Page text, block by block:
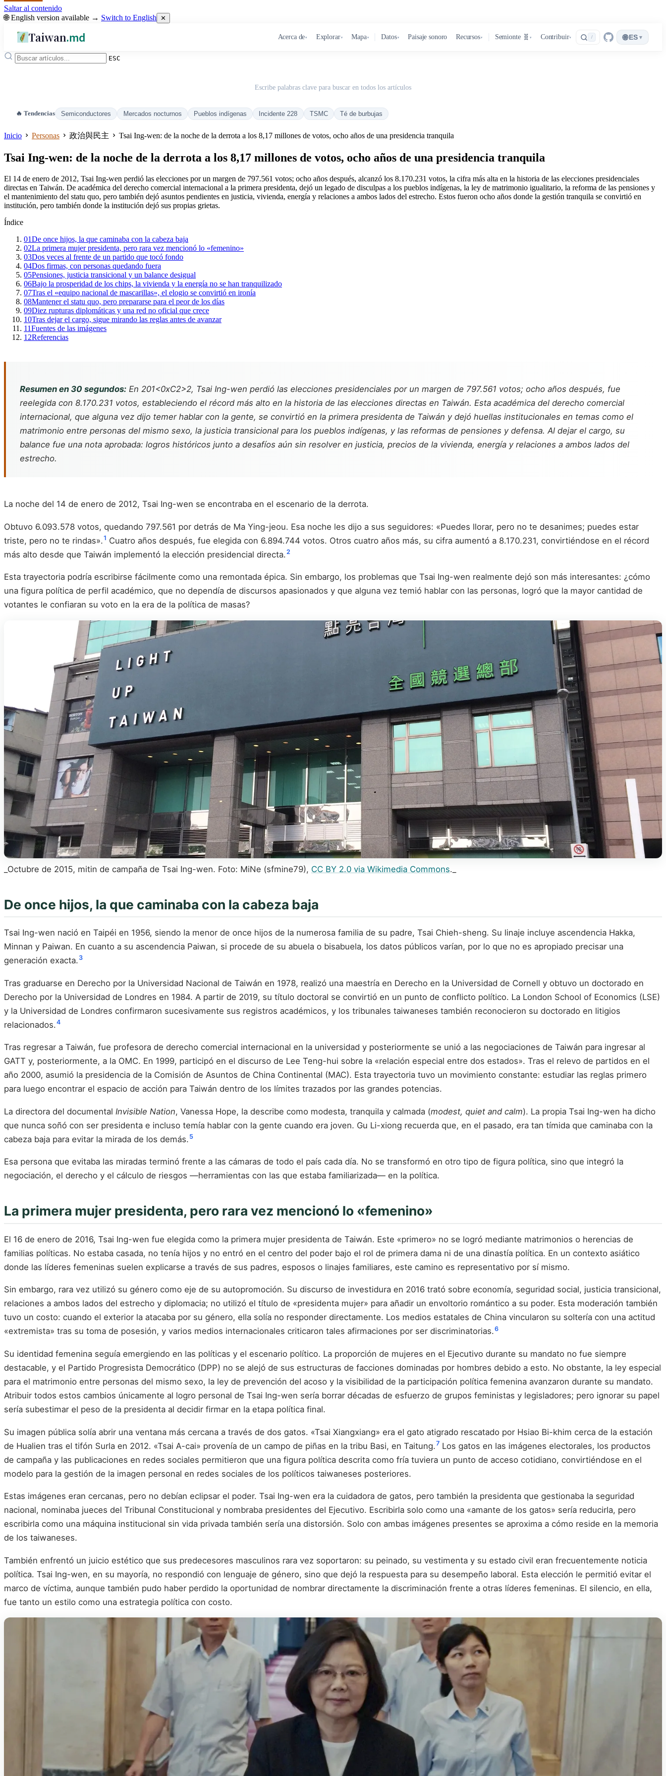
Saltar al contenido
🌐 English version available → Switch to English ✕
Taiwan.md Acerca de▾ Explorar▾ Mapa▾ Datos▾ Paisaje sonoro Recursos▾ Semionte 🧬 ▾ Contribuir▾ / 🌐 ES ▾
ESC
Escribe palabras clave para buscar en todos los artículos
🔥 Tendencias Semiconductores Mercados nocturnos Pueblos indígenas Incidente 228 TSMC Té de burbujas
Inicio Personas 政治與民主 Tsai Ing-wen: de la noche de la derrota a los 8,17 millones de votos, ocho años de una presidencia tranquila
Tsai Ing-wen: de la noche de la derrota a los 8,17 millones de votos, ocho años de una presidencia tranquila
El 14 de enero de 2012, Tsai Ing-wen perdió las elecciones por un margen de 797.561 votos; ocho años después, alcanzó los 8.170.231 votos, la cifra más alta en la historia de las elecciones presidenciales
directas en Taiwán. De académica del derecho comercial internacional a la primera presidenta, dejó un legado de disculpas a los pueblos indígenas, la ley de matrimonio igualitario, la reforma de las pensiones y
el mantenimiento del statu quo, pero también dejó asuntos pendientes en justicia, vivienda, energía y relaciones a ambos lados del estrecho. Estos fueron ocho años donde la gestión tranquila se convirtió en
institución, pero también donde la institución dejó sus propias grietas.
Índice
01De once hijos, la que caminaba con la cabeza baja
02La primera mujer presidenta, pero rara vez mencionó lo «femenino»
03Dos veces al frente de un partido que tocó fondo
04Dos firmas, con personas quedando fuera
05Pensiones, justicia transicional y un balance desigual
06Bajo la prosperidad de los chips, la vivienda y la energía no se han tranquilizado
07Tras el «equipo nacional de mascarillas», el elogio se convirtió en ironía
08Mantener el statu quo, pero prepararse para el peor de los días
09Diez rupturas diplomáticas y una red no oficial que crece
10Tras dejar el cargo, sigue mirando las reglas antes de avanzar
11Fuentes de las imágenes
12Referencias
Resumen en 30 segundos: En 201<0xC2>2, Tsai Ing-wen perdió las elecciones presidenciales por un margen de 797.561 votos; ocho años después, fue
reelegida con 8.170.231 votos, estableciendo el récord más alto en la historia de las elecciones directas en Taiwán. Esta académica del derecho comercial
internacional, que alguna vez dijo temer hablar con la gente, se convirtió en la primera presidenta de Taiwán y dejó huellas institucionales en temas como el
matrimonio entre personas del mismo sexo, la justicia transicional para los pueblos indígenas, y las reformas de pensiones y defensa. Al dejar el cargo, su
balance fue una nota aprobada: logros históricos junto a desafíos aún sin resolver en justicia, precios de la vivienda, energía y relaciones a ambos lados del
estrecho.
La noche del 14 de enero de 2012, Tsai Ing-wen se encontraba en el escenario de la derrota.
Obtuvo 6.093.578 votos, quedando 797.561 por detrás de Ma Ying-jeou. Esa noche les dijo a sus seguidores: «Puedes llorar, pero no te desanimes; puedes estar
triste, pero no te rindas».1 Cuatro años después, fue elegida con 6.894.744 votos. Otros cuatro años más, su cifra aumentó a 8.170.231, convirtiéndose en el récord
más alto desde que Taiwán implementó la elección presidencial directa.2
Esta trayectoria podría escribirse fácilmente como una remontada épica. Sin embargo, los problemas que Tsai Ing-wen realmente dejó son más interesantes: ¿cómo
una figura política de perfil académico, que no dependía de discursos apasionados y que alguna vez temió hablar con las personas, logró que la mayor cantidad de
votantes le confiaran su voto en la era de la política de masas?
_Octubre de 2015, mitin de campaña de Tsai Ing-wen. Foto: MiNe (sfmine79), CC BY 2.0 via Wikimedia Commons._
De once hijos, la que caminaba con la cabeza baja
Tsai Ing-wen nació en Taipéi en 1956, siendo la menor de once hijos de la numerosa familia de su padre, Tsai Chieh-sheng. Su linaje incluye ascendencia Hakka,
Minnan y Paiwan. En cuanto a su ascendencia Paiwan, si procede de su abuela o bisabuela, los datos públicos varían, por lo que no es apropiado precisar una
generación exacta. 3
Tras graduarse en Derecho por la Universidad Nacional de Taiwán en 1978, realizó una maestría en Derecho en la Universidad de Cornell y obtuvo un doctorado en
Derecho por la Universidad de Londres en 1984. A partir de 2019, su título doctoral se convirtió en un punto de conflicto político. La London School of Economics (LSE)
y la Universidad de Londres confirmaron sucesivamente sus registros académicos, y los tribunales taiwaneses también reconocieron su doctorado en litigios
relacionados.4
Tras regresar a Taiwán, fue profesora de derecho comercial internacional en la universidad y posteriormente se unió a las negociaciones de Taiwán para ingresar al
GATT y, posteriormente, a la OMC. En 1999, participó en el discurso de Lee Teng-hui sobre la «relación especial entre dos estados». Tras el relevo de partidos en el
año 2000, asumió la presidencia de la Comisión de Asuntos de China Continental (MAC). Esta trayectoria tuvo un movimiento constante: estudiar las reglas primero
para luego encontrar el espacio de acción para Taiwán dentro de los límites trazados por las grandes potencias.
La directora del documental Invisible Nation, Vanessa Hope, la describe como modesta, tranquila y calmada (modest, quiet and calm). La propia Tsai Ing-wen ha dicho
que nunca soñó con ser presidenta e incluso temía hablar con la gente cuando era joven. Gu Li-xiong recuerda que, en el pasado, era tan tímida que caminaba con la
cabeza baja para evitar la mirada de los demás. 5
Esa persona que evitaba las miradas terminó frente a las cámaras de todo el país cada día. No se transformó en otro tipo de figura política, sino que integró la
negociación, el derecho y el cálculo de riesgos —herramientas con las que estaba familiarizada— en la política.
La primera mujer presidenta, pero rara vez mencionó lo «femenino»
El 16 de enero de 2016, Tsai Ing-wen fue elegida como la primera mujer presidenta de Taiwán. Este «primero» no se logró mediante matrimonios o herencias de
familias políticas. No estaba casada, no tenía hijos y no entró en el centro del poder bajo el rol de primera dama ni de una dinastía política. En un contexto asiático
donde las líderes femeninas suelen explicarse a través de sus padres, esposos o linajes familiares, este camino es representativo por sí mismo.
Sin embargo, rara vez utilizó su género como eje de su autopromoción. Su discurso de investidura en 2016 trató sobre economía, seguridad social, justicia transicional,
relaciones a ambos lados del estrecho y diplomacia; no utilizó el título de «presidenta mujer» para añadir un envoltorio romántico a su poder. Esta moderación también
tuvo un costo: cuando el exterior la atacaba por su género, ella solía no responder directamente. Los medios estatales de China vincularon su soltería con una actitud
«extremista» tras su toma de posesión, y varios medios internacionales criticaron tales afirmaciones por ser discriminatorias.6
Su identidad femenina seguía emergiendo en las políticas y el escenario político. La proporción de mujeres en el Ejecutivo durante su mandato no fue siempre
destacable, y el Partido Progresista Democrático (DPP) no se alejó de sus estructuras de facciones dominadas por hombres debido a esto. No obstante, la ley especial
para el matrimonio entre personas del mismo sexo, la ley de prevención del acoso y la visibilidad de la participación política femenina avanzaron durante su mandato.
Atribuir todos estos cambios únicamente al logro personal de Tsai Ing-wen sería borrar décadas de esfuerzo de grupos feministas y legisladores; pero ignorar su papel
sería subestimar el peso de la presidenta al decidir firmar en la etapa política final.
Su imagen pública solía abrir una ventana más cercana a través de dos gatos. «Tsai Xiangxiang» era el gato atigrado rescatado por Hsiao Bi-khim cerca de la estación
de Hualien tras el tifón Surla en 2012. «Tsai A-cai» provenía de un campo de piñas en la tribu Basi, en Taitung.7 Los gatos en las imágenes electorales, los productos
de campaña y las publicaciones en redes sociales permitieron que una figura política descrita como fría tuviera un punto de acceso cotidiano, convirtiéndose en el
modelo para la gestión de la imagen personal en redes sociales de los políticos taiwaneses posteriores.
Estas imágenes eran cercanas, pero no debían eclipsar el poder. Tsai Ing-wen era la cuidadora de gatos, pero también la presidenta que gestionaba la seguridad
nacional, nominaba jueces del Tribunal Constitucional y nombraba presidentes del Ejecutivo. Escribirla solo como una «amante de los gatos» sería reducirla, pero
escribirla como una máquina institucional sin vida privada también sería una distorsión. Solo con ambas imágenes presentes se aproxima a cómo reside en la memoria
de los taiwaneses.
También enfrentó un juicio estético que sus predecesores masculinos rara vez soportaron: su peinado, su vestimenta y su estado civil eran frecuentemente noticia
política. Tsai Ing-wen, en su mayoría, no respondió con lenguaje de género, sino que dejó la respuesta para su desempeño laboral. Esta elección le permitió evitar el
marco de víctima, aunque también pudo haber perdido la oportunidad de nombrar directamente la discriminación frente a otras líderes femeninas. El silencio, en ella,
fue tanto un estilo como una estrategia política con costo.